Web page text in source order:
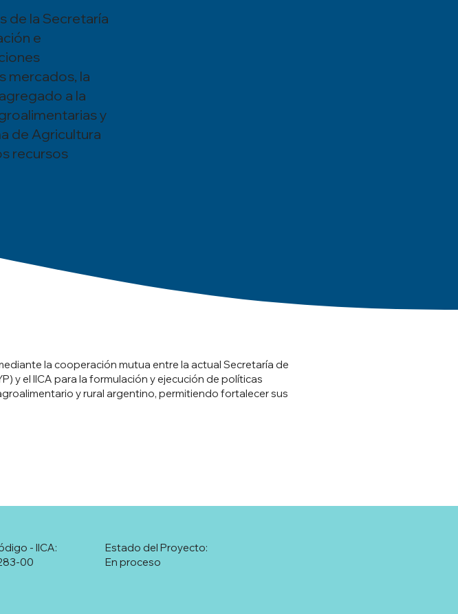
de la Secretaría
e
mercados, la
a la
y
de Agricultura
recursos
la cooperación mutua entre la actual Secretaría de
y el IICA para la formulación y ejecución de políticas
y rural argentino, permitiendo fortalecer sus
00
- IICA:
En proceso
Estado del Proyecto: